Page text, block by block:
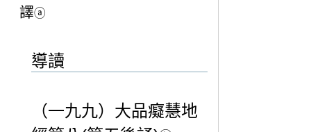
譯ⓐ
導讀
（一九九）大品癡慧地